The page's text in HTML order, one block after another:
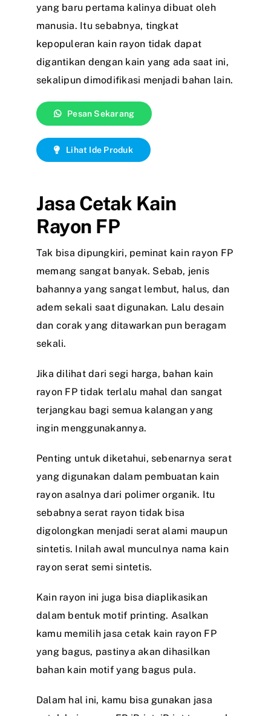
yang baru pertama kalinya dibuat oleh
manusia. Itu sebabnya, tingkat
kepopuleran kain rayon tidak dapat
digantikan dengan kain yang ada saat ini,
sekalipun dimodifikasi menjadi bahan lain.
Pesan Sekarang
Lihat Ide Produk
Jasa Cetak Kain
Rayon FP
Tak bisa dipungkiri, peminat kain rayon FP
memang sangat banyak. Sebab, jenis
bahannya yang sangat lembut, halus, dan
adem sekali saat digunakan. Lalu desain
dan corak yang ditawarkan pun beragam
sekali.
Jika dilihat dari segi harga, bahan kain
rayon FP tidak terlalu mahal dan sangat
terjangkau bagi semua kalangan yang
ingin menggunakannya.
Penting untuk diketahui, sebenarnya serat
yang digunakan dalam pembuatan kain
rayon asalnya dari polimer organik. Itu
sebabnya serat rayon tidak bisa
digolongkan menjadi serat alami maupun
sintetis. Inilah awal munculnya nama kain
rayon serat semi sintetis.
Kain rayon ini juga bisa diaplikasikan
dalam bentuk motif printing. Asalkan
kamu memilih jasa cetak kain rayon FP
yang bagus, pastinya akan dihasilkan
bahan kain motif yang bagus pula.
Dalam hal ini, kamu bisa gunakan jasa